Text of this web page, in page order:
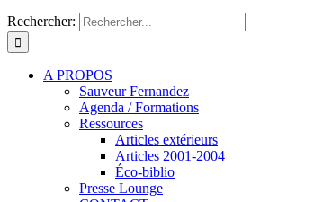
Rechercher:
A PROPOS
Sauveur Fernandez
Agenda / Formations
Ressources
Articles extérieurs
Articles 2001-2004
Éco-biblio
Presse Lounge